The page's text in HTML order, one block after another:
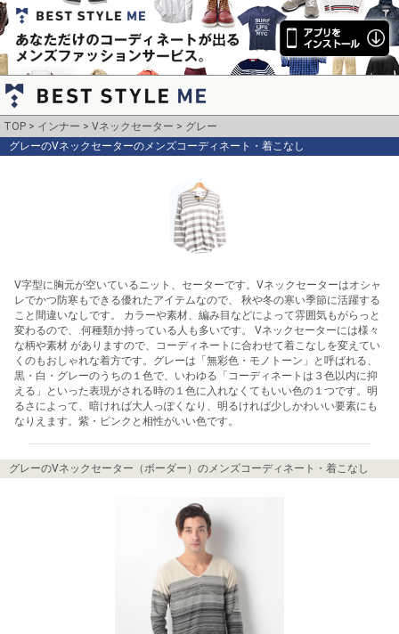
TOP インナー Vネックセーター
グレー
グレーのVネックセーターのメンズコーディネート・着こなし
V字型に胸元が空いているニット、セーターです。Vネックセーターはオシャ
レでかつ防寒もできる優れたアイテムなので、 秋や冬の寒い季節に活躍する
こと間違いなしです。 カラーや素材、編み目などによって雰囲気もがらっと
変わるので、.何種類か持っている人も多いです。 Vネックセーターには様々
な柄や素材 がありますので、コーディネートに合わせて着こなしを変えてい
くのもおしゃれな着方です。グレーは「無彩色・モノトーン」と呼ばれる、
黒・白・グレーのうちの１色で、いわゆる「コーディネートは３色以内に抑
える」といった表現がされる時の１色に入れなくてもいい色の１つです。明
るさによって、暗ければ大人っぽくなり、明るければ少しかわいい要素にも
なりえます。紫・ピンクと相性がいい色です。
グレーのVネックセーター（ボーダー）のメンズコーディネート・着こなし